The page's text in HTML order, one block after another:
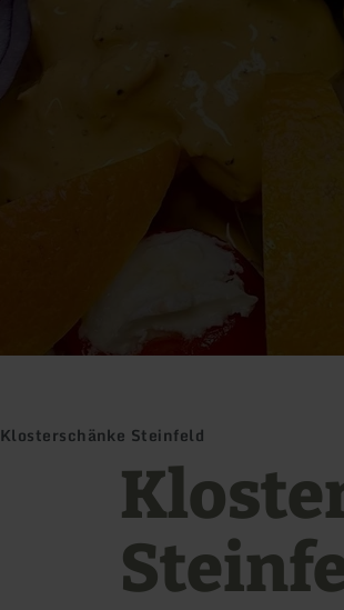
Klosterschänke Steinfeld